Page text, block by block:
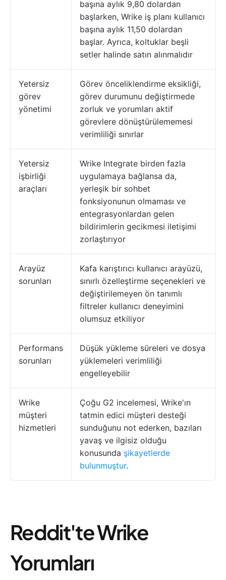
başına aylık 9,80 dolardan
başlarken, Wrike iş planı kullanıcı
başına aylık 11,50 dolardan
başlar. Ayrıca, koltuklar beşli
setler halinde satın alınmalıdır
Yetersiz
görev
yönetimi
Görev önceliklendirme eksikliği,
görev durumunu değiştirmede
zorluk ve yorumları aktif
görevlere dönüştürülememesi
verimliliği sınırlar
Yetersiz
işbirliği
araçları
Wrike Integrate birden fazla
uygulamaya bağlansa da,
yerleşik bir sohbet
fonksiyonunun olmaması ve
entegrasyonlardan gelen
bildirimlerin gecikmesi iletişimi
zorlaştırıyor
Arayüz
sorunları
Kafa karıştırıcı kullanıcı arayüzü,
sınırlı özelleştirme seçenekleri ve
değiştirilemeyen ön tanımlı
filtreler kullanıcı deneyimini
olumsuz etkiliyor
Performans
sorunları
Düşük yükleme süreleri ve dosya
yüklemeleri verimliliği
engelleyebilir
Wrike
müşteri
hizmetleri
Çoğu G2 incelemesi, Wrike'ın
tatmin edici müşteri desteği
sunduğunu not ederken, bazıları
yavaş ve ilgisiz olduğu
konusunda şikayetlerde
bulunmuştur.
Reddit'te Wrike
Yorumları